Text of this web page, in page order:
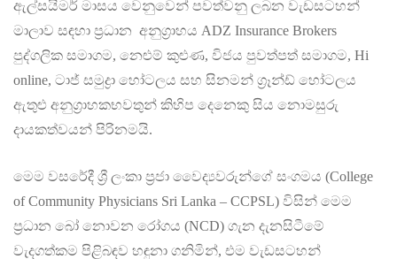
ඇල්සයිමර් මාසය වෙනුවෙන් පවත්වනු ලබන වැඩසටහන්
මාලාව සඳහා ප්‍රධාන අනුග්‍රාහය ADZ Insurance Brokers
පුද්ගලික සමාගම, නෙළුම් කුළුණ, විජය පුවත්පත් සමාගම, Hi
online, ටාජ් සමුද්‍රා හෝටලය සහ සිනමන් ග්‍රෑන්ඩ් හෝටලය
ඇතුළු අනුග්‍රාහකභවතුන් කිහිප දෙනෙකු සිය නොමසුරු
දායකත්වයන් පිරිනමයි.
මෙම වසරේදී ශ්‍රී ලංකා ප්‍රජා වෛද්‍යවරුන්ගේ සංගමය (College
of Community Physicians Sri Lanka – CCPSL) විසින් මෙම
ප්‍රධාන බෝ නොවන රෝගය (NCD) ගැන දැනසිටීමේ
වැදගත්කම පිළිබඳව හඳුනා ගනිමින්, එම වැඩසටහන්